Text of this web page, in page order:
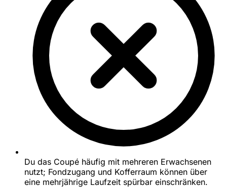
Du das Coupé häufig mit mehreren Erwachsenen
nutzt; Fondzugang und Kofferraum können über
eine mehrjährige Laufzeit spürbar einschränken.